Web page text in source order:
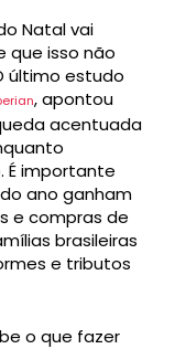
Natal vai
que isso não
último estudo
, apontou
acentuada
É importante
ano ganham
e compras de
brasileiras
e tributos
o que fazer